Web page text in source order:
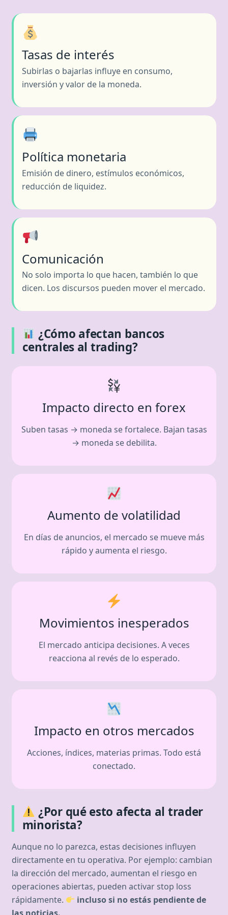
Tasas de interés
Subirlas o bajarlas influye en consumo,
inversión y valor de la moneda.
Política monetaria
Emisión de dinero, estímulos económicos,
reducción de liquidez.
Comunicación
No solo importa lo que hacen, también lo que
dicen. Los discursos pueden mover el mercado.
¿Cómo afectan bancos
centrales al trading?
Impacto directo en forex
Suben tasas → moneda se fortalece. Bajan tasas
→ moneda se debilita.
Aumento de volatilidad
En días de anuncios, el mercado se mueve más
rápido y aumenta el riesgo.
Movimientos inesperados
El mercado anticipa decisiones. A veces
reacciona al revés de lo esperado.
Impacto en otros mercados
Acciones, índices, materias primas. Todo está
conectado.
¿Por qué esto afecta al trader
minorista?
Aunque no lo parezca, estas decisiones influyen
directamente en tu operativa. Por ejemplo: cambian
la dirección del mercado, aumentan el riesgo en
operaciones abiertas, pueden activar stop loss
rápidamente.
incluso si no estás pendiente de